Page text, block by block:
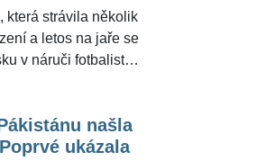
která strávila několik
a letos na jaře se
v náruči fotbalisty
ní může oči nechat.
její babička, že
našla
ukázala